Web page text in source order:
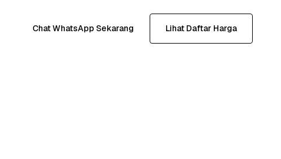
Chat WhatsApp Sekarang Lihat Daftar Harga